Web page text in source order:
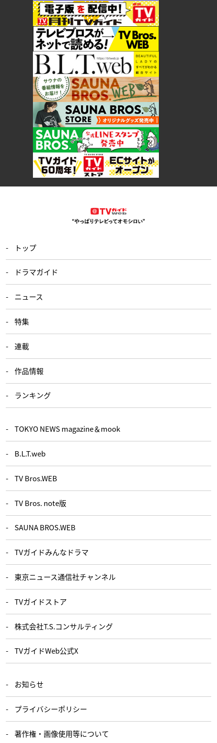
トップ
ドラマガイド
ニュース
特集
連載
作品情報
ランキング
TOKYO NEWS magazine＆mook
B.L.T.web
TV Bros.WEB
TV Bros. note版
SAUNA BROS.WEB
TVガイドみんなドラマ
東京ニュース通信社チャンネル
TVガイドストア
株式会社T.S.コンサルティング
TVガイドWeb公式X
お知らせ
プライバシーポリシー
著作権・画像使用等について